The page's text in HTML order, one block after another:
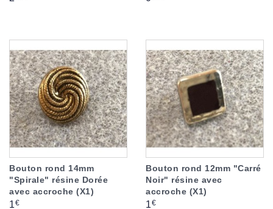
Bouton rond 14mm
"Spirale" résine Dorée
avec accroche (X1)
Prix
1€
Bouton rond 12mm "Carré
Noir" résine avec
accroche (X1)
Prix
1€